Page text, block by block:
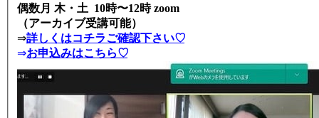
偶数月 木・土 10時〜12時 zoom
（アーカイブ受講可能）
⇒詳しくはコチラご確認下さい♡
⇒お申込みはこちら♡